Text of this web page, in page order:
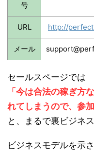
号
URL http://
メール
セールスページでは
「今は合法の稼ぎ方
れてしまうので、参
と、まるで裏ビジネ
ビジネスモデルを示